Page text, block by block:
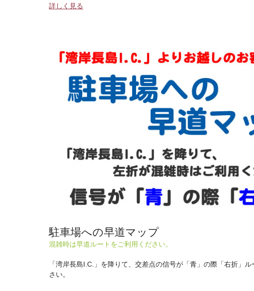
詳しく見る
駐車場への早道マップ
混雑時は早道ルートをご利用ください。
「湾岸長島I.C.」を降りて、交差点の信号が「青」の際「右折」
さい。